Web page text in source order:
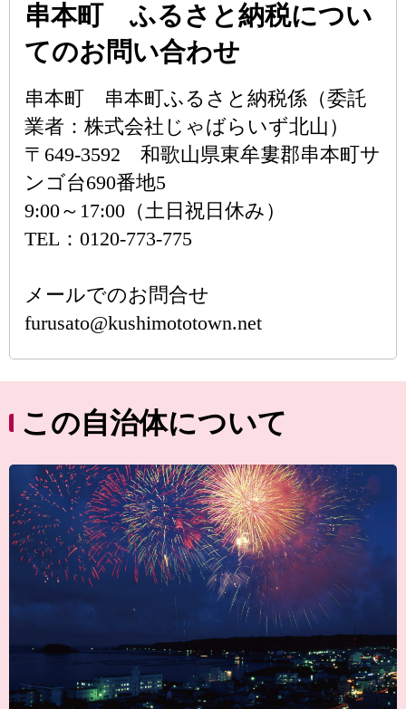
串本町 ふるさと納税につい
てのお問い合わせ
串本町 串本町ふるさと納税係（委託
業者：株式会社じゃばらいず北山）
〒649-3592 和歌山県東牟婁郡串本町サ
ンゴ台690番地5
9:00～17:00（土日祝日休み）
TEL：0120-773-775
メールでのお問合せ
furusato@kushimototown.net
この自治体について